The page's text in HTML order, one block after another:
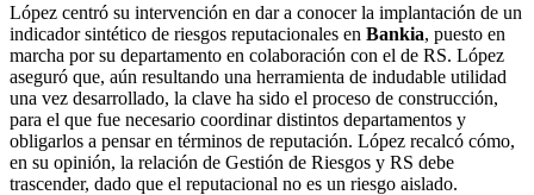
López centró su intervención en dar a conocer la implantación de un
indicador sintético de riesgos reputacionales en Bankia, puesto en
marcha por su departamento en colaboración con el de RS. López
aseguró que, aún resultando una herramienta de indudable utilidad
una vez desarrollado, la clave ha sido el proceso de construcción,
para el que fue necesario coordinar distintos departamentos y
obligarlos a pensar en términos de reputación. López recalcó cómo,
en su opinión, la relación de Gestión de Riesgos y RS debe
trascender, dado que el reputacional no es un riesgo aislado.